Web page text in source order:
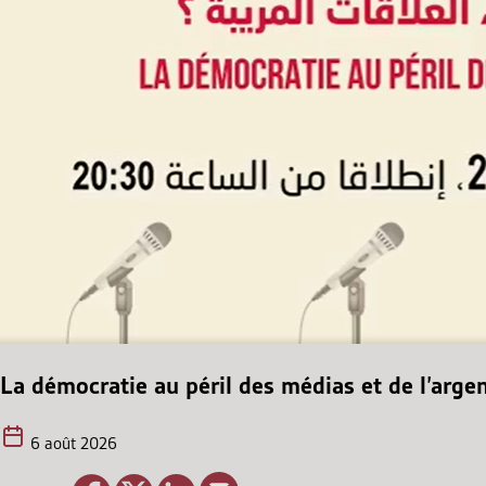
La démocratie au péril des médias et de
6 août 2026